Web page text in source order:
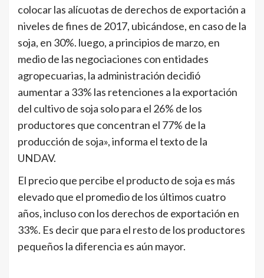
colocar las alícuotas de derechos de exportación a
niveles de fines de 2017, ubicándose, en caso de la
soja, en 30%. luego, a principios de marzo, en
medio de las negociaciones con entidades
agropecuarias, la administración decidió
aumentar a 33% las retenciones a la exportación
del cultivo de soja solo para el 26% de los
productores que concentran el 77% de la
producción de soja», informa el texto de la
UNDAV.
El precio que percibe el producto de soja es más
elevado que el promedio de los últimos cuatro
años, incluso con los derechos de exportación en
33%. Es decir que para el resto de los productores
pequeños la diferencia es aún mayor.